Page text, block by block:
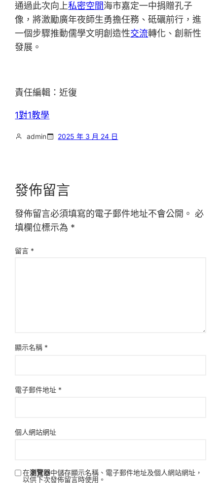
通過此次向上私密空間海市嘉定一中捐贈孔子
像，將激勵廣年夜師生勇擔任務、砥礪前行，進
一個步驟推動儒學文明創造性交流轉化、創新性
發展。
責任編輯：近復
1對1教學
admin 2025 年 3 月 24 日
發佈留言
發佈留言必須填寫的電子郵件地址不會公開。 必
填欄位標示為 *
留言 *
顯示名稱 *
電子郵件地址 *
個人網站網址
在瀏覽器中儲存顯示名稱、電子郵件地址及個人網站網址，
以供下次發佈留言時使用。